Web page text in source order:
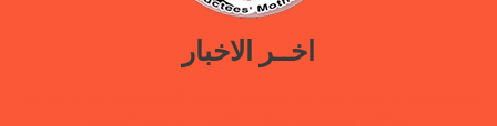
اخــر الاخبار